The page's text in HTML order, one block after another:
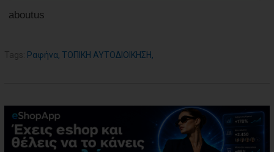
aboutus
Tags: Ραφήνα, ΤΟΠΙΚΗ ΑΥΤΟΔΙΟΙΚΗΣΗ,